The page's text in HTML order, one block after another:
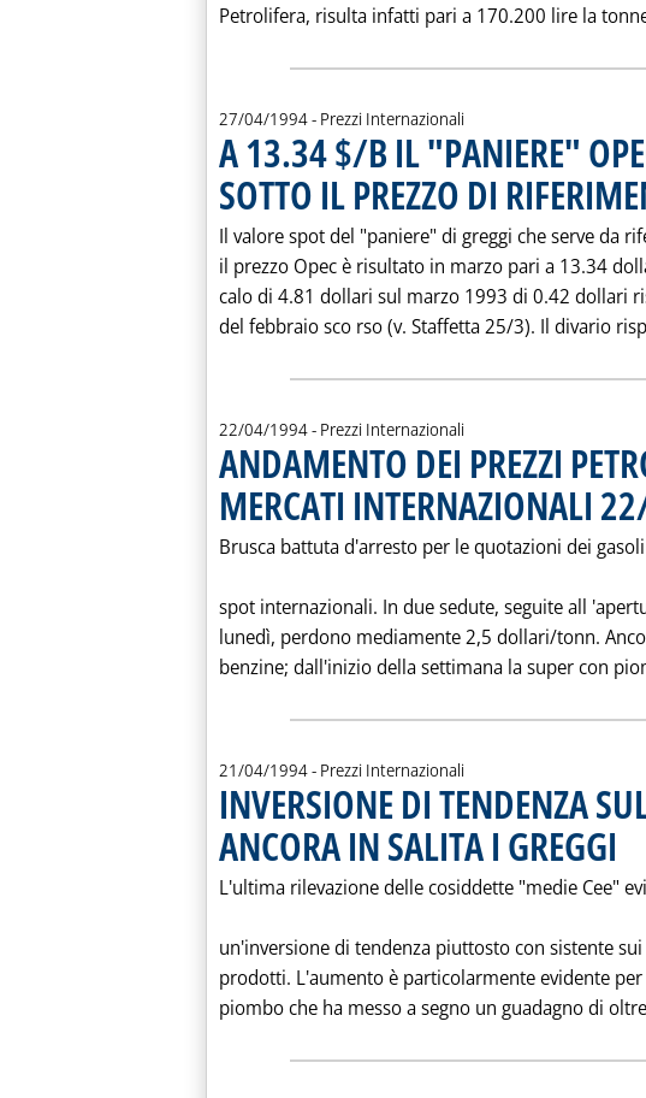
Petrolifera, risulta infatti pari a 170.200 lire la
27/04/1994- Prezzi Internazionali
A 13.34 $/B IL "PANIERE"
SOTTO IL PREZZO DI
Il valore spot del "paniere" di greggi che serve da
il prezzo Opec è risultato in marzo pari a 13.34
calo di 4.81 dollari sul marzo 1993 di 0.42 dollari
del febbraio sco rso (v. Staffetta 25/3). Il divario
22/04/1994- Prezzi Internazionali
ANDAMENTO DEI PREZZI
MERCATI INTERNAZIONALI
Brusca battuta d'arresto per le quotazioni dei
spot internazionali. In due sedute, seguite all
lunedì, perdono mediamente 2,5 dollari/tonn.
benzine; dall'inizio della settimana la super con
21/04/1994- Prezzi Internazionali
INVERSIONE DI TENDENZA
ANCORA IN SALITA I GREGGI
L'ultima rilevazione delle cosiddette "medie Cee"
un'inversione di tendenza piuttosto con sistente
prodotti. L'aumento è particolarmente evidente per
piombo che ha messo a segno un guadagno di